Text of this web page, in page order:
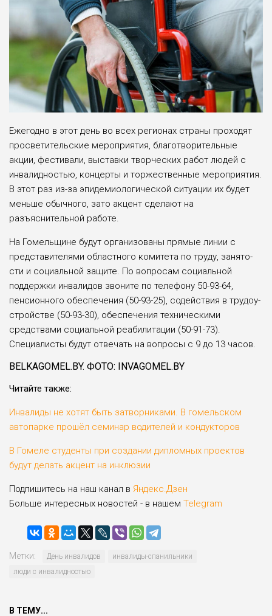
Ежегодно в этот день во всех регионах стра­ны проходят
просве­тительские мероприя­тия, благотворительные
акции, фестивали, вы­ставки творческих ра­бот людей с
инвалид­ностью, концерты и торжественные меро­приятия.
В этот раз из-за эпидемиологиче­ской ситуации их бу­дет
меньше обычно­го, зато акцент сдела­ют на
разъяснительной работе.
На Гомельщине будут организова­ны прямые линии с
представите­лями областного коми­тета по труду, занято­
сти и социальной защи­те. По вопросам социальной
поддерж­ки инвалидов звоните по телефону 50-93-64,
пенсионного обе­спечения (50-93-25), содействия в трудоу­
стройстве (50-93-30), обеспечения техни­ческими
средствами социальной реабили­тации (50-91-73).
Специалисты будут отвечать на вопросы с 9 до 13 часов.
BELKAGOMEL.BY. ФОТО: INVAGOMEL.BY
Читайте также:
Инвалиды не хотят быть затворниками. В гомельском
автопарке прошёл семинар водителей и кондукторов
В Гомеле студенты при создании дипломных проектов
будут делать акцент на инклюзии
Подпишитесь на наш канал в Яндекс.Дзен
Больше интересных новостей - в нашем Telegram
Метки: День инвалидов
инвалиды-спанильники
люди с инвалидностью
В ТЕМУ...